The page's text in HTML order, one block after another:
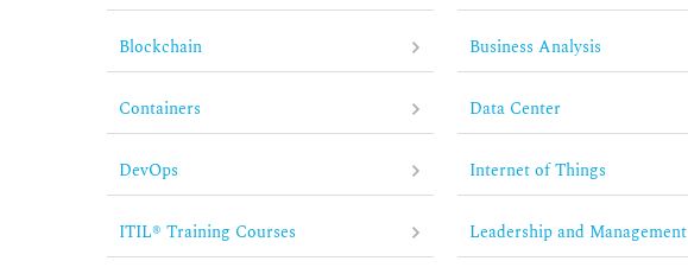
Blockchain Business Analysis
Containers Data Center
DevOps Internet of Things
ITIL® Training Courses Leadership and Management